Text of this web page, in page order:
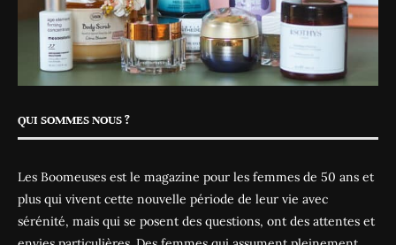
QUI SOMMES NOUS ?
Les Boomeuses est le magazine pour les femmes de 50 ans et
plus qui vivent cette nouvelle période de leur vie avec
sérénité, mais qui se posent des questions, ont des attentes et